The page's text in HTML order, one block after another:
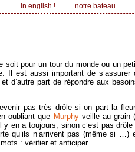
in english ! notre bateau
soit pour un tour du monde ou un
Il est aussi important de
d’autre part de répondre aux
pas très drôle si on part la
oubliant que Murphyveille augrain
en a toujours, sinon c’est pas
qu’ils n’arrivent pas (même si …)
: vérifier et anticiper.